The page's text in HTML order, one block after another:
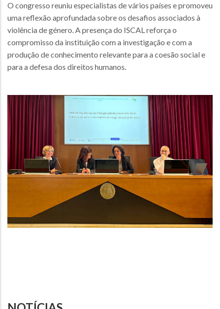
O congresso reuniu especialistas de vários países e promoveu
uma reflexão aprofundada sobre os desafios associados à
violência de género. A presença do ISCAL reforça o
compromisso da instituição com a investigação e com a
produção de conhecimento relevante para a coesão social e
para a defesa dos direitos humanos.